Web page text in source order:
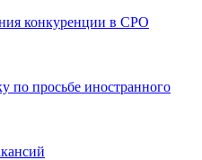
конкуренции в СРО
по просьбе иностранного